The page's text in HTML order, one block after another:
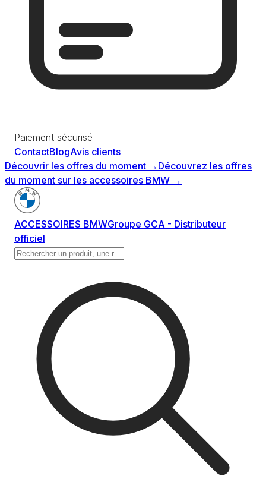
Paiement sécurisé
ContactBlogAvis clients
Découvrir les offres du moment → Découvrez les offres
du moment sur les accessoires BMW →
ACCESSOIRES BMWGroupe GCA - Distributeur
officiel